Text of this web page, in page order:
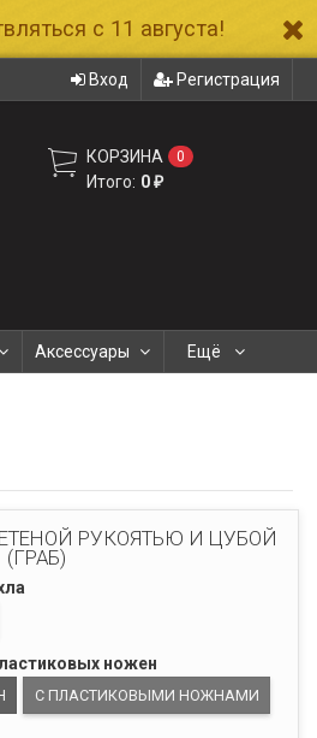
с 11 августа!
Вход Регистрация
КОРЗИНА 0
Итого: 0₽
Аксессуары Ещё
РУКОЯТЬЮ И ЦУБОЙ
(ГРАБ)
ножен
С ПЛАСТИКОВЫМИ НОЖНАМИ